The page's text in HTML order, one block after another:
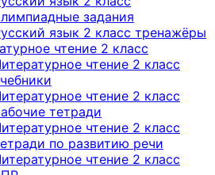
задания
язык 2 класс тренажёры
чтение 2 класс
чтение 2 класс
чтение 2 класс
тетради
чтение 2 класс
по развитию речи
чтение 2 класс